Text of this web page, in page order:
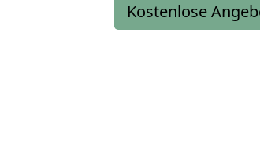
Kostenlose